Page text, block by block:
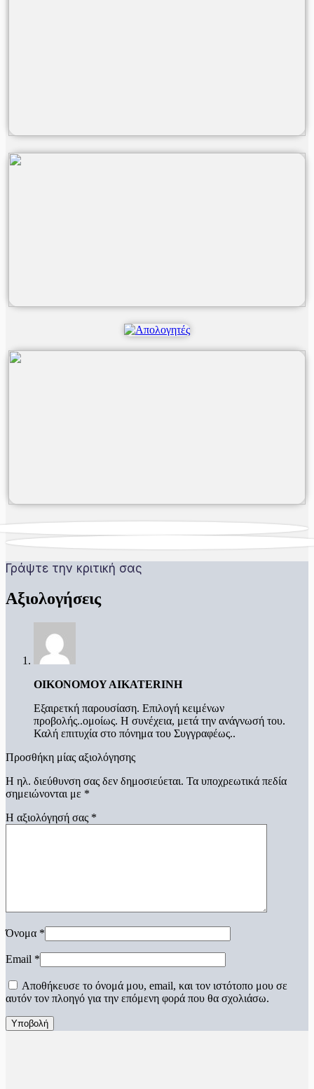
Γράψτε την κριτική σας
Αξιολογήσεις
OIKONOMOY AIKATERINH
Εξαιρετκή παρουσίαση. Επιλογή κειμένων
προβολής..ομοίως. Η συνέχεια, μετά την ανάγνωσή του.
Καλή επιτυχία στο πόνημα του Συγγραφέως..
Προσθήκη μίας αξιολόγησης
Η ηλ. διεύθυνση σας δεν δημοσιεύεται. Τα υποχρεωτικά πεδία
σημειώνονται με *
Η αξιολόγησή σας *
Όνομα *
Email *
Αποθήκευσε το όνομά μου, email, και τον ιστότοπο μου σε
αυτόν τον πλοηγό για την επόμενη φορά που θα σχολιάσω.